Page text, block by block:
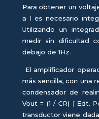
Para obtener un
a I es necesario
Utilizando un
medir sin dificultad
debajo de 1Hz.
El amplificador
más sencilla, con una
condensador de
Vout = (1 / CR) ∫ Edt.
transductor viene